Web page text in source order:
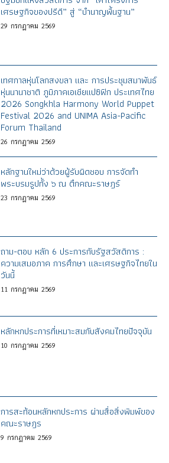
เศรษฐกิจของปรีดี” สู่ “บำนาญพื้นฐาน”
29 กรกฎาคม 2569
เทศกาลหุ่นโลกสงขลา และ การประชุมสมาพันธ์
หุ่นนานาชาติ ภูมิภาคเอเชียแปซิฟิก ประเทศไทย
2026 Songkhla Harmony World Puppet
Festival 2026 and UNIMA Asia-Pacific
Forum Thailand
26 กรกฎาคม 2569
หลักฐานใหม่ว่าด้วยผู้รับผิดชอบ การจัดทำ
พระบรมรูปทั้ง ๖ ณ ตึกคณะราษฎร์
23 กรกฎาคม 2569
ถาม-ตอบ หลัก 6 ประการกับรัฐสวัสดิการ :
ความเสมอภาค การศึกษา และเศรษฐกิจไทยใน
วันนี้
11 กรกฎาคม 2569
หลักหกประการที่เหมาะสมกับสังคมไทยปัจจุบัน
10 กรกฎาคม 2569
การสะท้อนหลักหกประการ ผ่านสื่อสิ่งพิมพ์ของ
คณะราษฎร
9 กรกฎาคม 2569